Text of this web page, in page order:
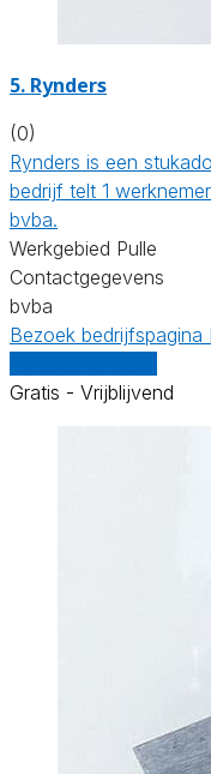
5. Rynders
(0)
Rynders is een
bedrijf telt 1
bvba.
Werkgebied Pulle
Contactgegevens
bvba
Bezoek bedrijfspagina
Gratis - Vrijblijvend